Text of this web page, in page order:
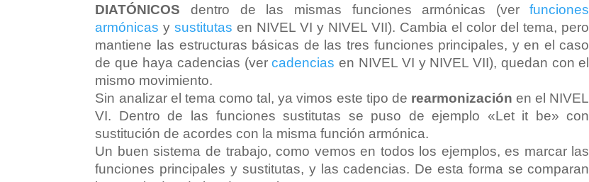
DIATÓNICOS dentro de las mismas funciones armónicas (verfunciones
armónicas ysustitutas en NIVEL VI y NIVEL VII). Cambia el color del tema, pero
mantiene las estructuras básicas de las tres funciones principales, y en el caso
de que haya cadencias (vercadencias en NIVEL VI y NIVEL VII), quedan con el
mismo movimiento.
Sin analizar el tema como tal, ya vimos este tipo de rearmonización en el NIVEL
VI. Dentro de las funciones sustitutas se puso de ejemplo «Let it be» con
sustitución de acordes con la misma función armónica.
Un buen sistema de trabajo, como vemos en todos los ejemplos, es marcar las
funciones principales y sustitutas, y las cadencias. De esta forma se comparan